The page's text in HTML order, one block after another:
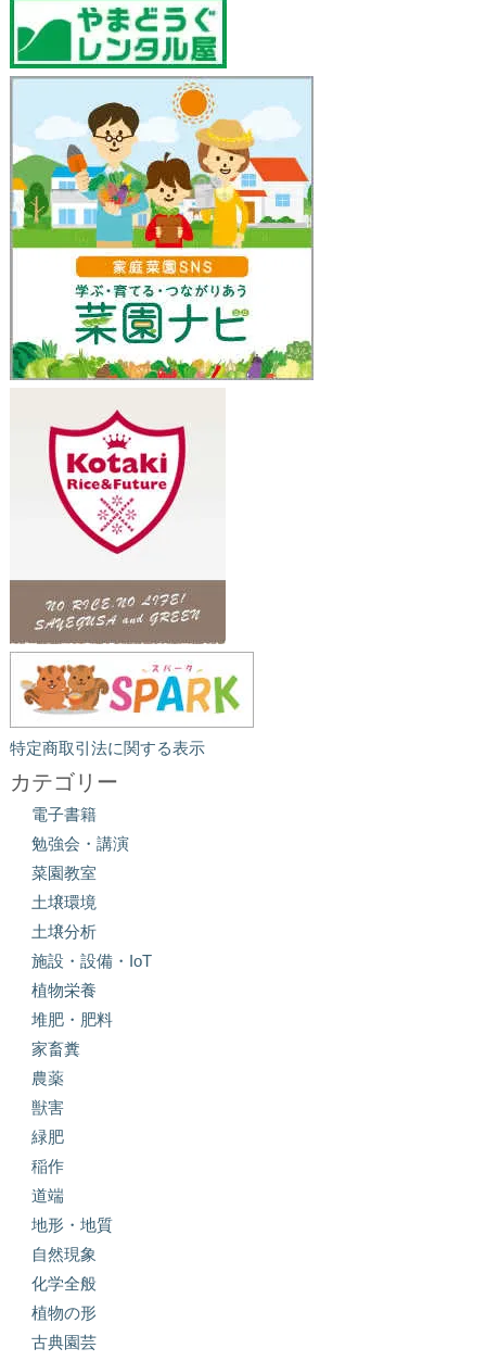
特定商取引法に関する表示
カテゴリー
電子書籍
勉強会・講演
菜園教室
土壌環境
土壌分析
施設・設備・IoT
植物栄養
堆肥・肥料
家畜糞
農薬
獣害
緑肥
稲作
道端
地形・地質
自然現象
化学全般
植物の形
古典園芸